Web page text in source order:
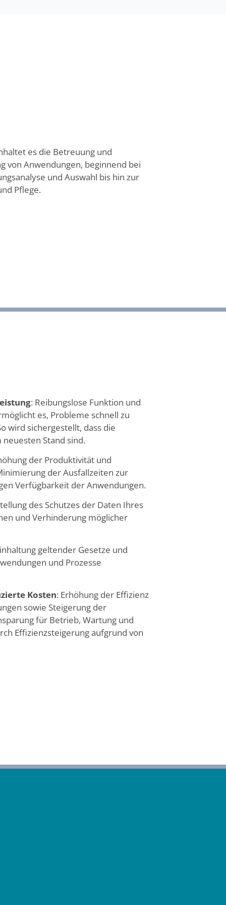
es die Betreuung und
von Anwendungen, beginnend bei
und Auswahl bis hin zur
Pflege.
: Reibungslose Funktion und
es, Probleme schnell zu
wird sichergestellt, dass die
Stand sind.
der Produktivität und
der Ausfallzeiten zur
Verfügbarkeit der Anwendungen.
des Schutzes der Daten Ihres
und Verhinderung möglicher
geltender Gesetze und
und Prozesse
Kosten: Erhöhung der Effizienz
sowie Steigerung der
für Betrieb, Wartung und
Effizienzsteigerung aufgrund von